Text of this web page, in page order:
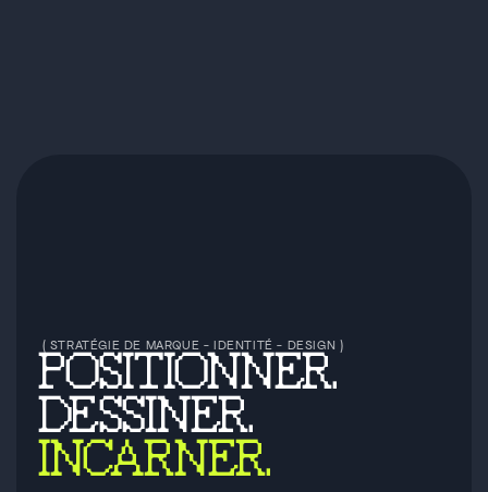
( STRATÉGIE DE MARQUE - IDENTITÉ - DESIGN )
POSITIONNER.
DESSINER.
INCARNER.